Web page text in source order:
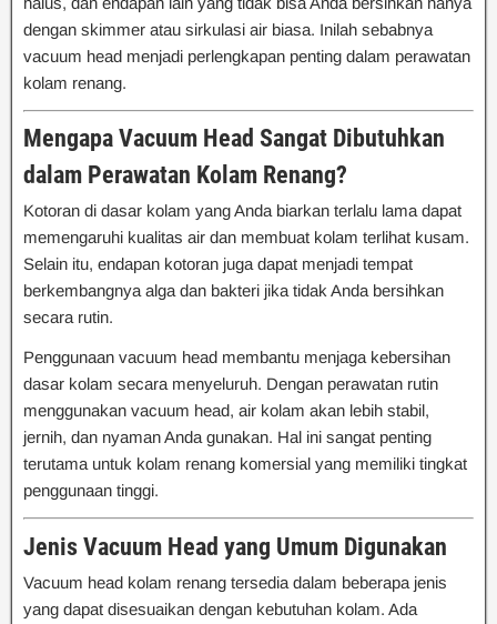
dengan skimmer atau sirkulasi air biasa. Inilah sebabnya
vacuum head menjadi perlengkapan penting dalam perawatan
kolam renang.
Mengapa Vacuum Head Sangat Dibutuhkan
dalam Perawatan Kolam Renang?
Kotoran di dasar kolam yang Anda biarkan terlalu lama dapat
memengaruhi kualitas air dan membuat kolam terlihat kusam.
Selain itu, endapan kotoran juga dapat menjadi tempat
berkembangnya alga dan bakteri jika tidak Anda bersihkan
secara rutin.
Penggunaan vacuum head membantu menjaga kebersihan
dasar kolam secara menyeluruh. Dengan perawatan rutin
menggunakan vacuum head, air kolam akan lebih stabil,
jernih, dan nyaman Anda gunakan. Hal ini sangat penting
terutama untuk kolam renang komersial yang memiliki tingkat
penggunaan tinggi.
Jenis Vacuum Head yang Umum Digunakan
Vacuum head kolam renang tersedia dalam beberapa jenis
yang dapat disesuaikan dengan kebutuhan kolam. Ada